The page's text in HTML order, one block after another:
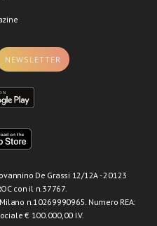
NEWSLETTER
De Grassi 12/12A - 20123
con il n.37767.
Milano n.10269990965. Numero REA:
€ 100.000,00 I.V.